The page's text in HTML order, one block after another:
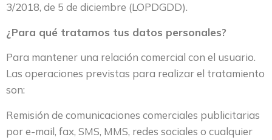
3/2018, de 5 de diciembre (LOPDGDD).
¿Para qué tratamos tus datos personales?
Para mantener una relación comercial con el usuario.
Las operaciones previstas para realizar el tratamiento
son:
Remisión de comunicaciones comerciales publicitarias
por e-mail, fax, SMS, MMS, redes sociales o cualquier